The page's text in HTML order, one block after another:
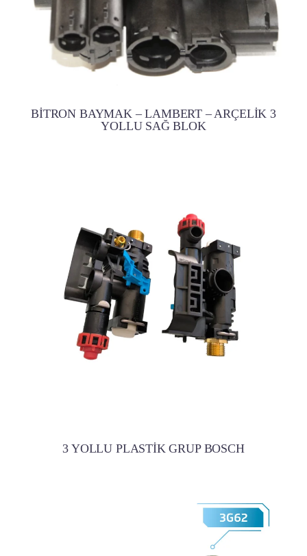
BİTRON BAYMAK – LAMBERT – ARÇELİK 3
YOLLU SAĞ BLOK
3 YOLLU PLASTİK GRUP BOSCH